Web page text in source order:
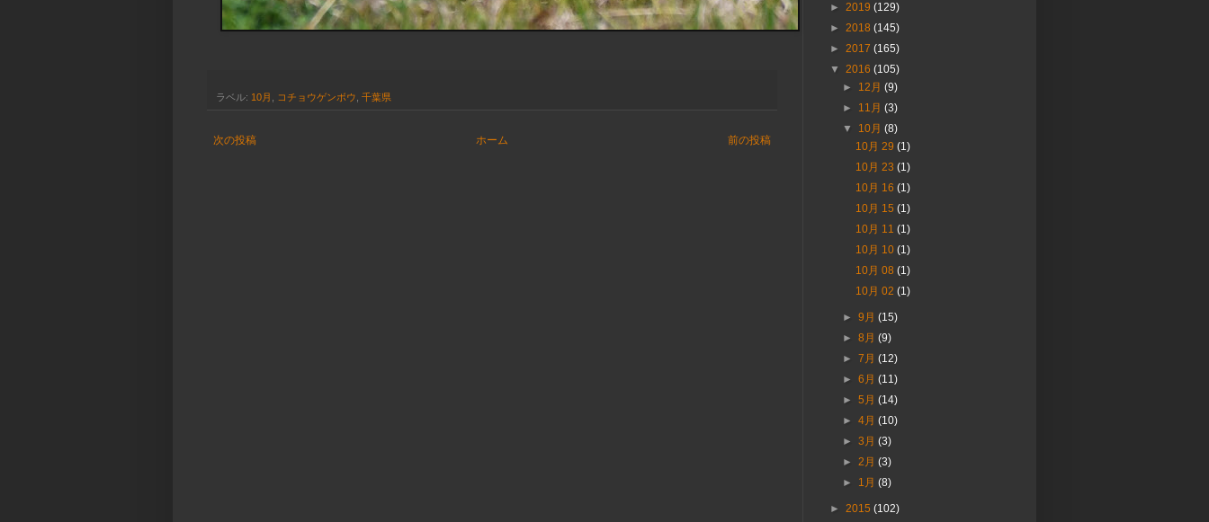
ラベル: 10月 コチョウゲンボウ 千葉県
次の投稿 前の投稿
ホーム
► 2019 (129)
► 2018 (145)
► 2017 (165)
▼ 2016 (105)
► 12月(9)
► 11月(3)
▼ 10月(8)
10月 29 (1)
10月 23 (1)
10月 16 (1)
10月 15 (1)
10月 11 (1)
10月 10 (1)
10月 08 (1)
10月 02 (1)
►9月(15)
►8月(9)
►7月(12)
►6月(11)
►5月(14)
►4月(10)
►3月(3)
►2月(3)
► 1月(8)
► 2015 (102)